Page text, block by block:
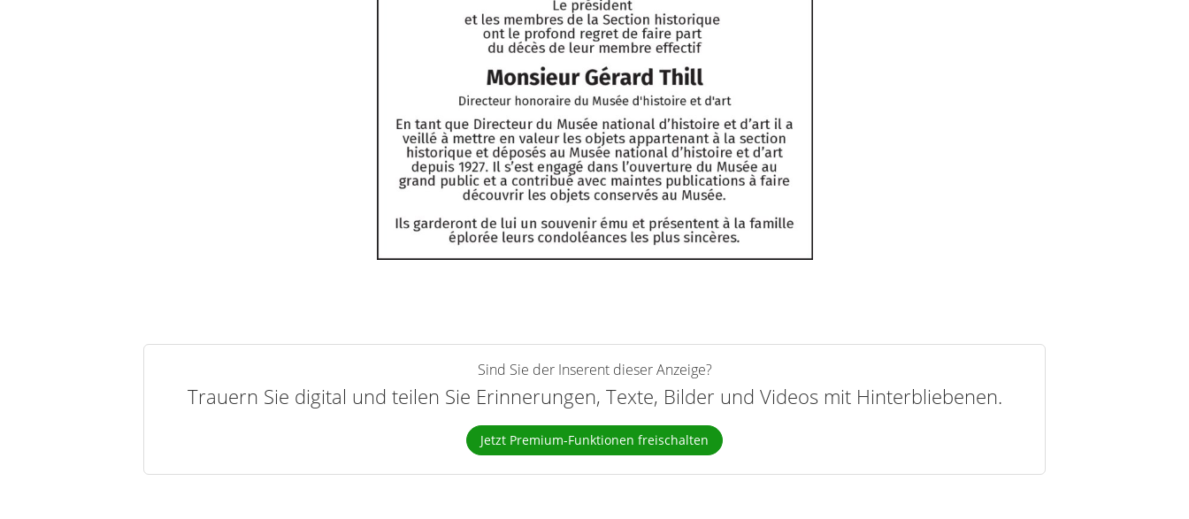
Sind Sie der Inserent dieser Anzeige?
Trauern Sie digital und teilen Sie Erinnerungen, Texte, Bilder und Videos mit Hinterbliebenen.
Jetzt Premium-Funktionen freischalten